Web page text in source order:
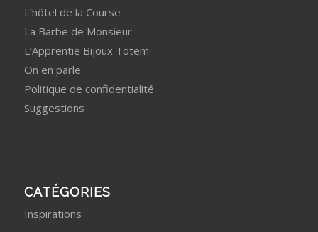
L’hôtel de la Course
La Barbe de Monsieur
L’Apprentie Bijoux Totem
On en parle
Politique de confidentialité
Suggestions
CATÉGORIES
Inspirations